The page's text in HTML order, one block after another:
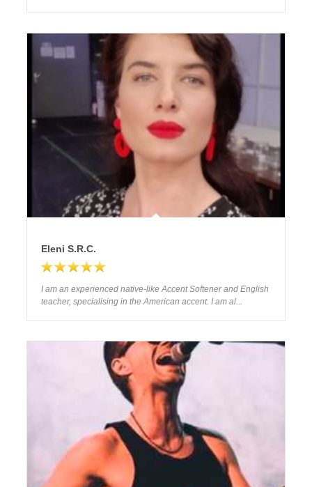
Eleni S.R.C.
I am an experienced native-like Αccent Softener and English
teacher, specialising in the American accent. I am al...